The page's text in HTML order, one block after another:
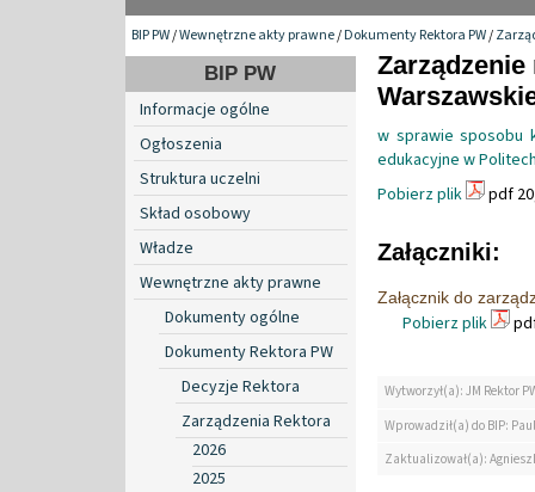
BIP PW/Wewnętrzne akty prawne/Dokumenty Rektora PW/
BIP PW
Informacje ogólne
Ogłoszenia
Struktura uczelni
Skład osobowy
Władze
Wewnętrzne akty prawne
Dokumenty ogólne
Dokumenty Rektora PW
Decyzje Rektora
Zarządzenia Rektora
2026
2025
w sprawie sposobu
edukacyjne w
Pobierz plik
pdf
Załączniki:
Załącznik do
Pobierz plik
Wytworzył(a): JM Rektor
Wprowadził(a) do BIP:
Zaktualizował(a):